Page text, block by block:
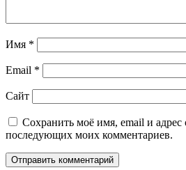
Имя *
Email *
Сайт
Сохранить моё имя, email и адрес
последующих моих комментариев.